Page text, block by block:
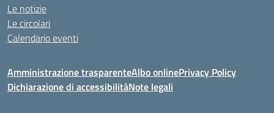
Le notizie
Le circolari
Calendario eventi
Amministrazione trasparenteAlbo onlinePrivacy Policy
Dichiarazione di accessibilitàNote legali